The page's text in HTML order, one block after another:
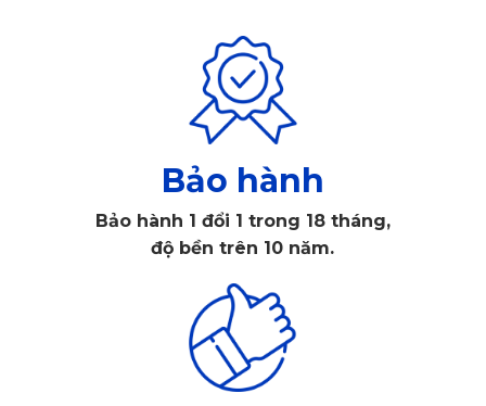
Đo thông số sàn xe Brabus B45
Đầu tiên, các kỹ sư tiến hành đo thông số sàn xe. Bước này
được thực hiện khác nhau ở từng dòng ô tô riêng biệt. Từng
kích thước của các khu vực khác nhau, các góc cạnh,
Bảo hành
Bảo hành 1 đổi 1 trong 18 tháng,
độ bền trên 10 năm.